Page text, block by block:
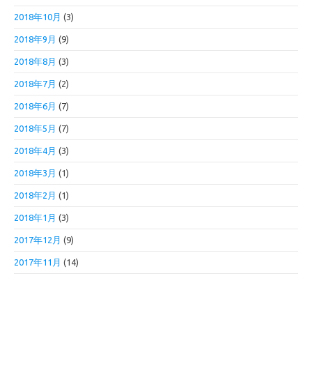
2018年10月 (3)
2018年9月 (9)
2018年8月 (3)
2018年7月 (2)
2018年6月 (7)
2018年5月 (7)
2018年4月 (3)
2018年3月 (1)
2018年2月 (1)
2018年1月 (3)
2017年12月 (9)
2017年11月 (14)